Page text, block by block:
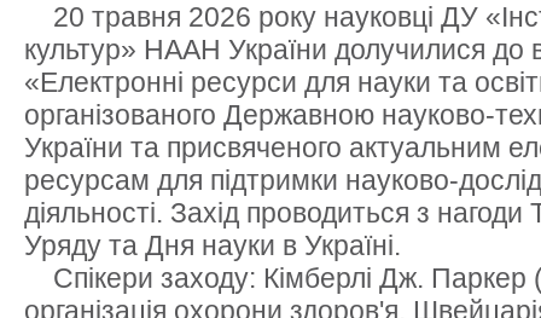
20 травня 2026 року науковці ДУ
культур» НААН України долучилися до
«Електронні ресурси для науки та
організованого Державною науково-
України та присвяченого актуальним
ресурсам для підтримки науково-
діяльності. Захід проводиться з нагоди
Уряду та Дня науки в Україні.
Спікери заходу: Кімберлі Дж. Паркер
організація охорони здоров'я,